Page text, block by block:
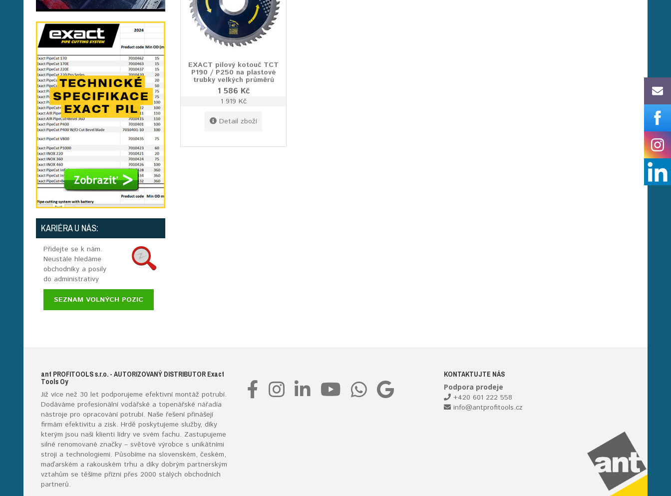
KARIÉRA U NÁS:
Přidejte se k nám.
Neustále hledáme
obchodníky a posily
do administrativy
SEZNAM VOLNÝCH POZIC
EXACT pilový kotouč TCT
P190 / P250 na plastové
trubky velkých průměrů
1 586 Kč
1 919 Kč
Detail zboží
ant PROFITOOLSs.r.o. - AUTORIZOVANÝ DISTRIBUTOR Exact
Tools Oy
Již více než 30 let podporujeme efektivní montáž potrubí.
Dodáváme profesionální vodářské a topenářské nářadía
nástroje pro opracování potrubí. Naše řešení přinášejí
firmám efektivitu a zisk. Hrdě poskytujeme služby, díky
kterým jsou naši klienti lídry ve svém fachu. Zastupujeme
silné renomované značky – světové výrobce s unikátními
stroji a technologiemi. Působíme na slovenském, českém,
maďarském a rakouském trhu a díky dobrým partnerským
vztahům se těšíme přízni přes 2000 stálých obchodních
partnerů.
KONTAKTUJTE NÁS
Podpora prodeje
+420 601 222 558
info@antprofitools.cz